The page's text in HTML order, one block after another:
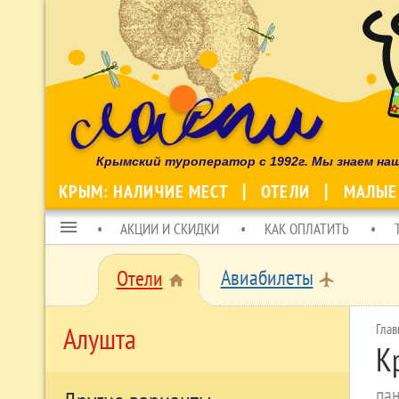
Крымский туроператор с 1992г. Мы знаем
КРЫМ: НАЛИЧИЕ МЕСТ ОТЕЛИ МАЛЫЕ
menu АКЦИИ И СКИДКИ КАК ОПЛАТИТЬ
Отели home Авиабилеты local_airport
Алушта